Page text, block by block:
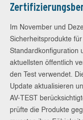
Im November und
Sicherheitsprodukte
Standardkonfiguration
aktuellsten öffentlich
den Test verwendet.
Update aktualisieren
AV-TEST
prüfte die Produkte